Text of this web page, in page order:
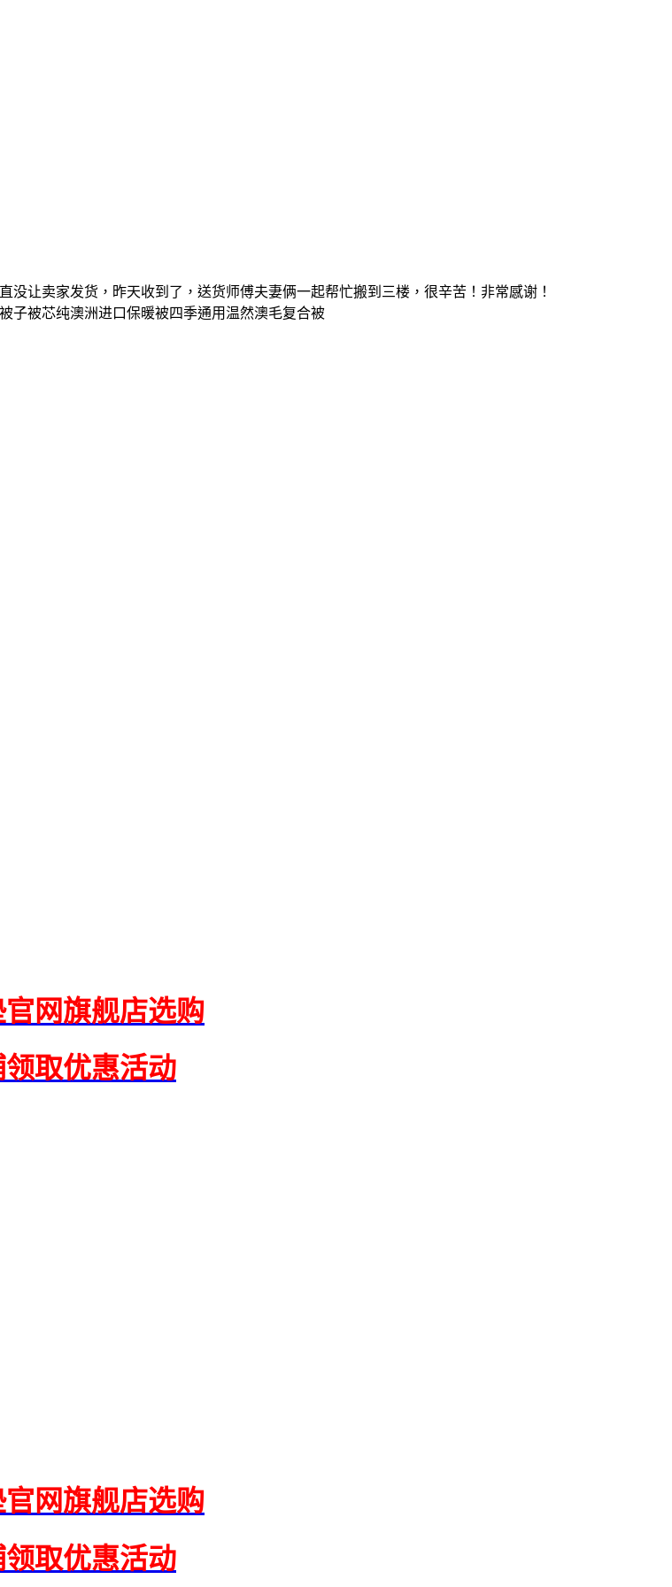
让卖家发货，昨天收到了，送货师傅夫妻俩一起帮忙搬到三楼，很辛苦！非常感谢！
子被芯纯澳洲进口保暖被四季通用温然澳毛复合被
网旗舰店选购
取优惠活动
网旗舰店选购
取优惠活动